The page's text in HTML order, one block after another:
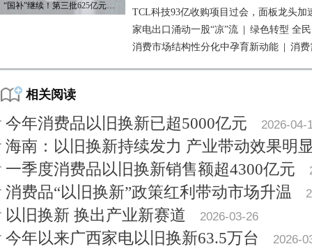
“国补”继续！第三批625亿元资金已下达
TCL科技93亿收购项目过会，面板龙头加
家电出口涌动一股“凉”流
绿色转型 全
消费市场结构性分化中孕育新动能
消费
相关阅读
今年消费品以旧换新已超5000亿元 2026-04-
海南：以旧换新持续发力 产业带动效果明
一季度消费品以旧换新销售额超4300亿元
消费品“以旧换新”政策红利带动市场升温
以旧换新 换出产业新赛道 2026-03-26
今年以来广西家电以旧换新63.5万台 2026-